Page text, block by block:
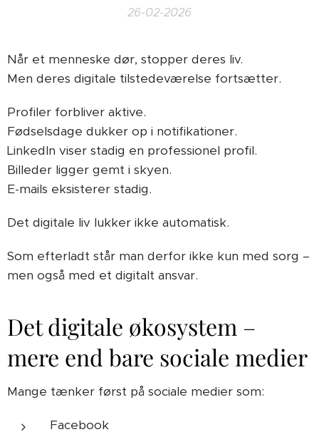
26-02-2026
Når et menneske dør, stopper deres liv.
Men deres digitale tilstedeværelse fortsætter.
Profiler forbliver aktive.
Fødselsdage dukker op i notifikationer.
LinkedIn viser stadig en professionel profil.
Billeder ligger gemt i skyen.
E-mails eksisterer stadig.
Det digitale liv lukker ikke automatisk.
Som efterladt står man derfor ikke kun med sorg –
men også med et digitalt ansvar.
Det digitale økosystem –
mere end bare sociale medier
Mange tænker først på sociale medier som:
Facebook